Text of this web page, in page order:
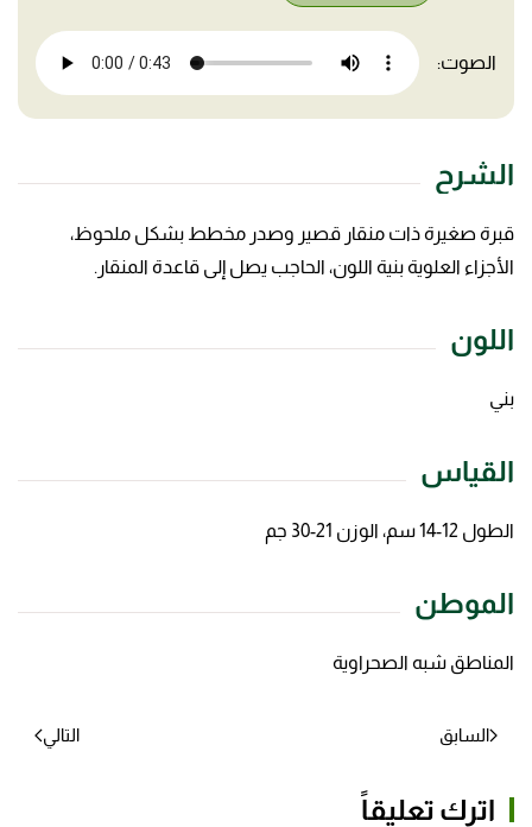
الصوت:
الشرح
قبرة صغيرة ذات منقار قصير وصدر مخطط بشكل ملحوظ،
الأجزاء العلوية بنية اللون، الحاجب يصل إلى قاعدة المنقار.
اللون
بني
القياس
الطول 12-14 سم، الوزن 21-30 جم
الموطن
المناطق شبه الصحراوية
السابق التالي
اترك تعليقاً